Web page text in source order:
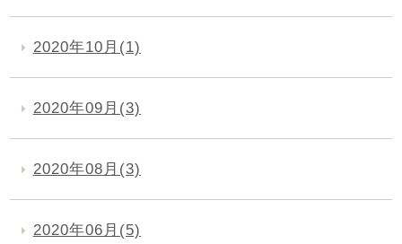
2020年10月(1)
2020年09月(3)
2020年08月(3)
2020年06月(5)